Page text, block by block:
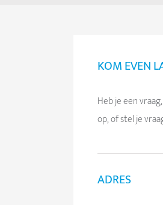
KOM EVEN
Heb je een
op, of stel je
ADRES